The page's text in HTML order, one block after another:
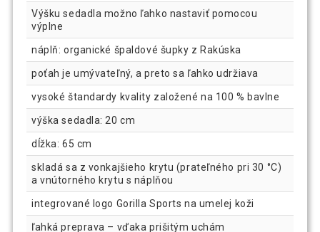
Výšku sedadla možno ľahko nastaviť pomocou
výplne
náplň: organické špaldové šupky z Rakúska
poťah je umývateľný, a preto sa ľahko udržiava
vysoké štandardy kvality založené na 100 % bavlne
výška sedadla: 20 cm
dĺžka: 65 cm
skladá sa z vonkajšieho krytu (prateľného pri 30 °C)
a vnútorného krytu s náplňou
integrované logo Gorilla Sports na umelej koži
ľahká preprava – vďaka prišitým uchám